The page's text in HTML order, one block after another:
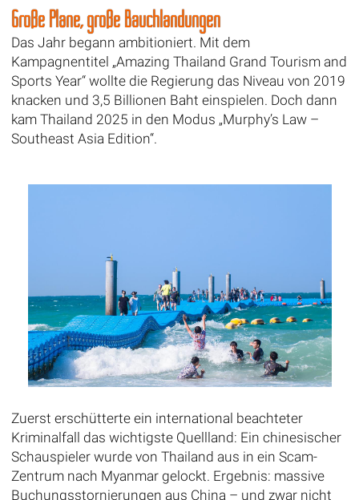
Große Pläne, große Bauchlandungen
Das Jahr begann ambitioniert. Mit dem
Kampagnentitel „Amazing Thailand Grand Tourism and
Sports Year“ wollte die Regierung das Niveau von 2019
knacken und 3,5 Billionen Baht einspielen. Doch dann
kam Thailand 2025 in den Modus „Murphy’s Law –
Southeast Asia Edition“.
Zuerst erschütterte ein international beachteter
Kriminalfall das wichtigste Quellland: Ein chinesischer
Schauspieler wurde von Thailand aus in ein Scam-
Zentrum nach Myanmar gelockt. Ergebnis: massive
Buchungsstornierungen aus China – und zwar nicht